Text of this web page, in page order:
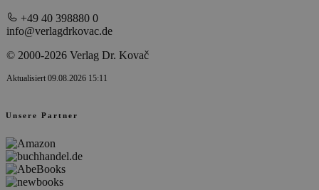
+49 40 398880 0
info@verlagdrkovac.de
© 2000-2026 Verlag Dr. Kovač
Aktualisiert 09.08.2026 15:11
Unsere Partner